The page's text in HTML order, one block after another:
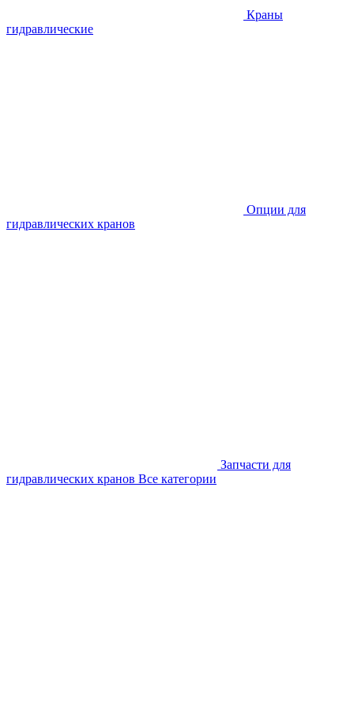
Краны
гидравлические
Опции для
гидравлических кранов
Запчасти для
гидравлических кранов Все категории